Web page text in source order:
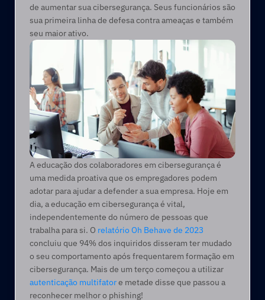
de aumentar sua cibersegurança. Seus funcionários são
sua primeira linha de defesa contra ameaças e também
seu maior ativo.
A educação dos colaboradores em cibersegurança é
uma medida proativa que os empregadores podem
adotar para ajudar a defender a sua empresa. Hoje em
dia, a educação em cibersegurança é vital,
independentemente do número de pessoas que
trabalha para si. O relatório Oh Behave de 2023
concluiu que 94% dos inquiridos disseram ter mudado
o seu comportamento após frequentarem formação em
autenticação multifator e metade disse que passou a
reconhecer melhor o phishing!